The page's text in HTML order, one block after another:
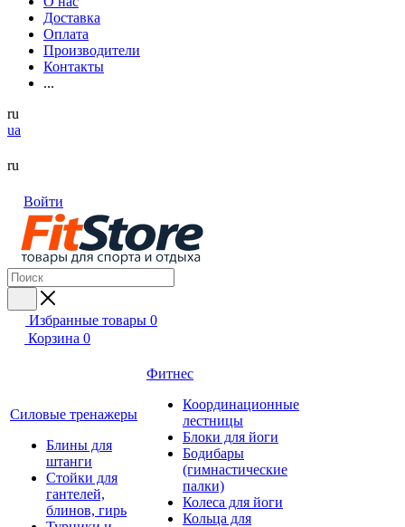
Доставка
Оплата
Производители
Контакты
...
ru
ua
ru
Войти
Избранные товары 0
Корзина 0
Силовые тренажеры
Блины для
штанги
Стойки для
гантелей,
блинов, гирь
Фитнес
Координационные
лестницы
Блоки для йоги
Бодибары
(гимнастические
палки)
Колеса для йоги
Кольца для